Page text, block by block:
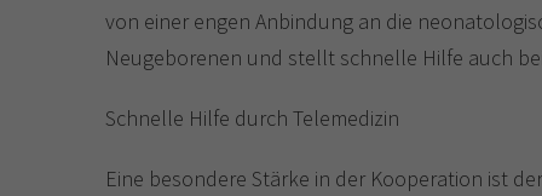
von einer engen Anbindung an die
Neugeborenen und stellt schnelle Hilfe auch
Schnelle Hilfe durch Telemedizin
Eine besondere Stärke in der Kooperation ist